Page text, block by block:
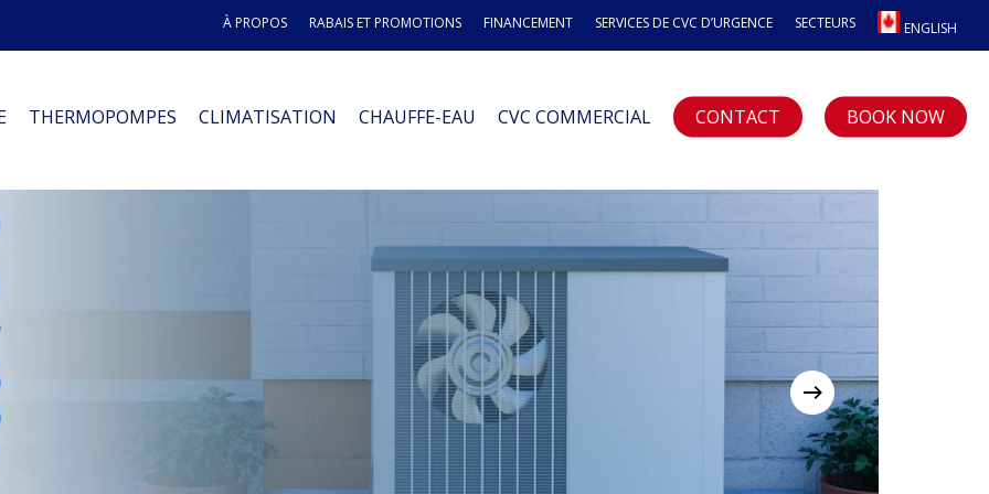
À PROPOS RABAIS ET PROMOTIONS FINANCEMENT SERVICES DE CVC D’URGENCE SECTEURS ENGLISH
THERMOPOMPES CLIMATISATION CHAUFFE-EAU CVC COMMERCIAL CONTACT BOOK NOW